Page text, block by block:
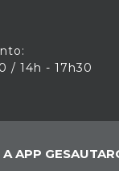
/ 14h - 17h30
APP